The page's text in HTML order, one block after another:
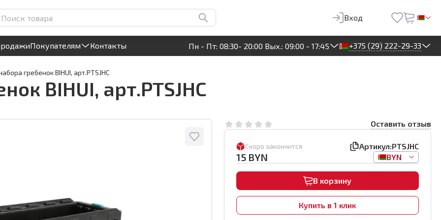
Круглосуточный! Прием заявок на сайте
Вход
Покупателям Контакты Пн - Пт: 08:30- 20:00 Вых.: 09:00 - 17:45 +375 (29) 222-29-33
В корзину
гребенок BIHUI, арт.PTSJHC
BIHUI, арт.PTSJHC
Оставить отзыв
Скоро закончится Артикул:PTSJHC
15 BYN BYN
В корзину
Купить в 1 клик